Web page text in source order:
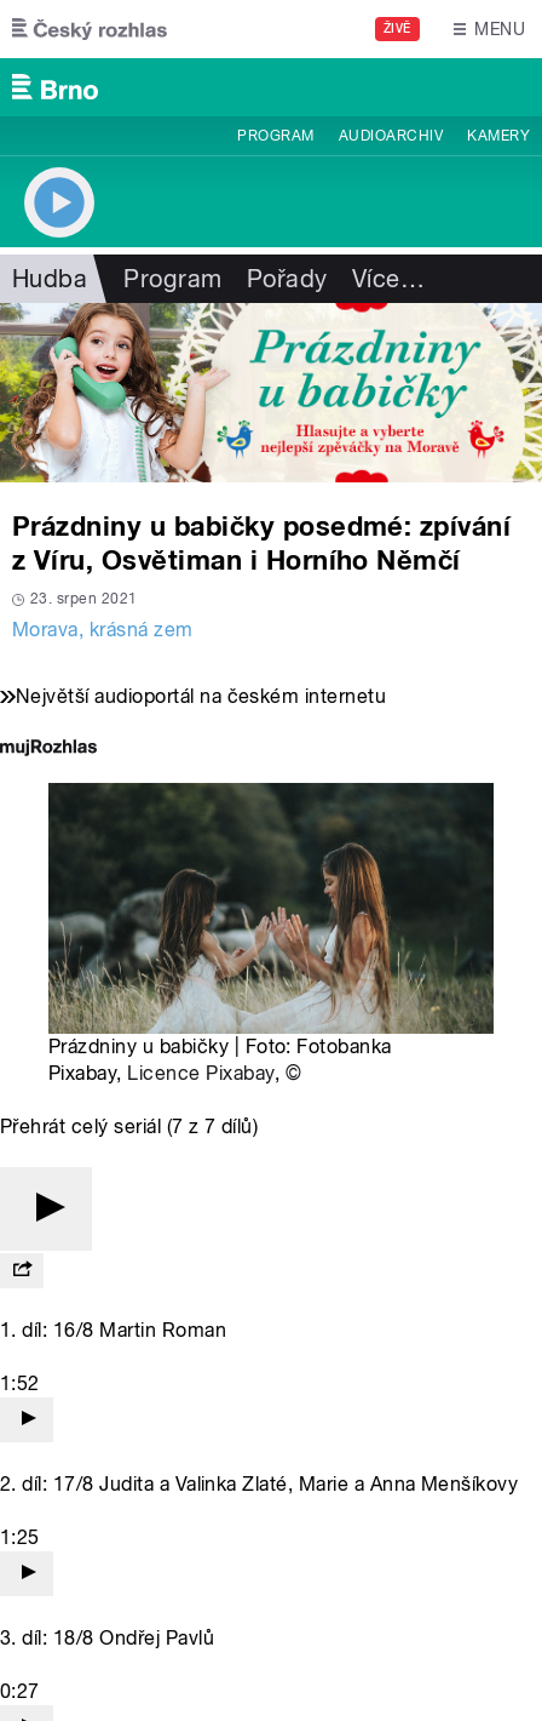
Přejít k hlavnímu obsahu
ŽIVĚ MENU
PROGRAM AUDIOARCHIV KAMERY
Hudba Program Pořady Více…
Prázdniny u babičky posedmé: zpívání
z Víru, Osvětiman i Horního Němčí
23. srpen 2021
Morava, krásná zem
Největší audioportál na českém internetu
Prázdniny u babičky | Foto: Fotobanka
Pixabay, Licence Pixabay, ©
Přehrát celý seriál (7 z 7 dílů)
1. díl: 16/8 Martin Roman
1:52
2. díl: 17/8 Judita a Valinka Zlaté, Marie a Anna Menšíkovy
1:25
3. díl: 18/8 Ondřej Pavlů
0:27